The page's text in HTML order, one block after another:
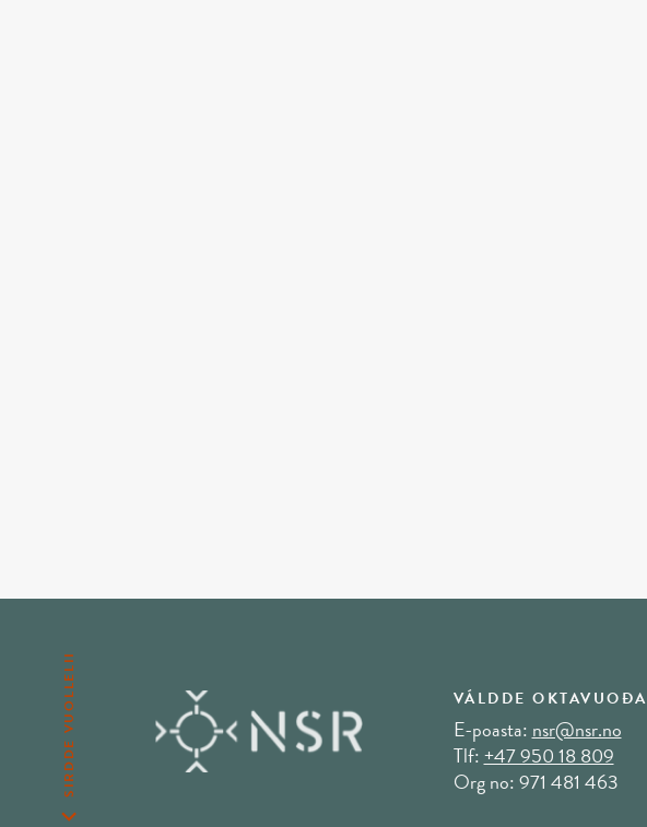
SIRDDE VUOLLELII VÁLDDE OKTAVUOĐA
E-poasta: nsr@nsr.no
Tlf:+47 950 18 809
Org no: 971 481 463